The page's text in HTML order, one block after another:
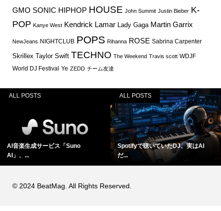
GMO SONIC HIPHOP HOUSE John Summit Justin Bieber K-
POP Kanye West Kendrick Lamar Lady Gaga Martin Garrix
NewJeans NIGHTCLUB POPS Rihanna ROSE Sabrina Carpenter
Skrillex Taylor Swift TECHNO The Weekend Travis scott WDJF
World DJ Festival Ye ZEDD チーム友達
ALL POSTS
AI音楽生成サービス「Suno
AI」、...
ALL POSTS
Spotifyで聴いていたDJ、実はAI
だ...
© 2024 BeatMag. All Rights Reserved.